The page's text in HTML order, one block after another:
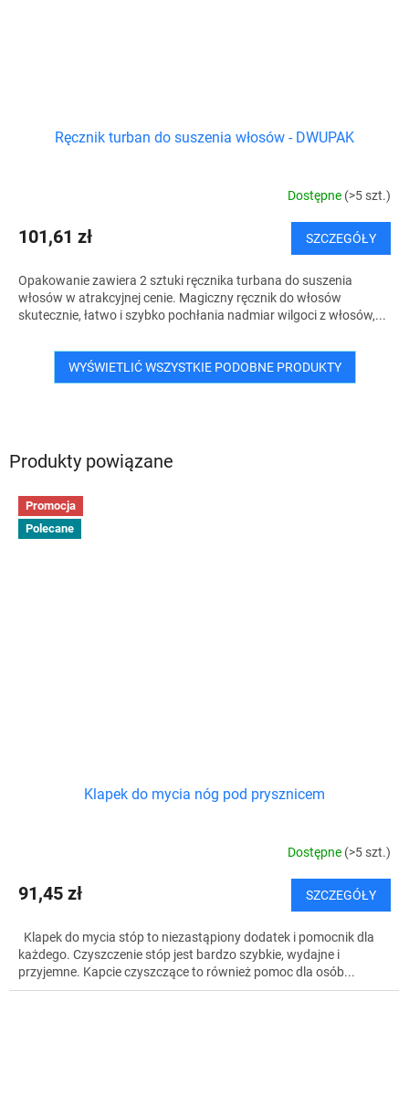
Produkty powiązane
Promocja
Polecane
Klapek do mycia nóg pod prysznicem
Dostępne (>5 szt.)
91,45 zł SZCZEGÓŁY
Klapek do mycia stóp to niezastąpiony dodatek i pomocnik dla
każdego. Czyszczenie stóp jest bardzo szybkie, wydajne i
przyjemne. Kapcie czyszczące to również pomoc dla osób...
Ręcznik turban do suszenia włosów - DWUPAK
Dostępne (>5 szt.)
101,61 zł SZCZEGÓŁY
Opakowanie zawiera 2 sztuki ręcznika turbana do suszenia
włosów w atrakcyjnej cenie. Magiczny ręcznik do włosów
skutecznie, łatwo i szybko pochłania nadmiar wilgoci z włosów,...
WYŚWIETLIĆ WSZYSTKIE PODOBNE PRODUKTY